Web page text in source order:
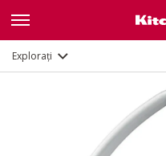
Explorați